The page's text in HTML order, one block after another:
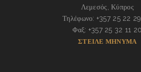
Λεμεσός, Κύπρος
Τηλέφωνο: +357 25 22
Φαξ: +357 25 32 11 20
ΣΤΕΙΛΕ ΜΗΝΥΜΑ